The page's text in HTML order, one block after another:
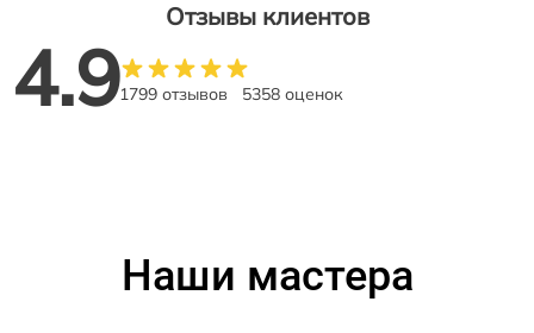
Отзывы клиентов
4.91799 отзывов 5358 оценок
Наши мастера